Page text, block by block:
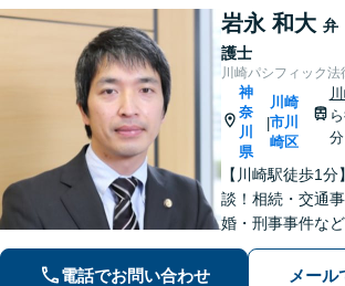
岩永 和大 弁
護士
川崎パシフィック法
神
奈
川
県
|
川崎
市川
崎区
分
【川崎駅徒歩1
談！相続・交通
婚・刑事事件な
暮らせるように
す。【地元密着
電話でお問い合わせ メール